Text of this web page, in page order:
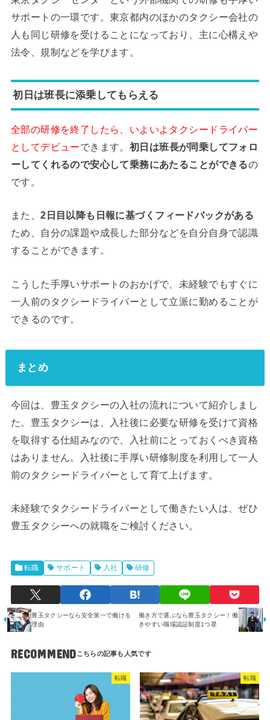
サポートの一環です。東京都内のほかのタクシー会社の
人も同じ研修を受けることになっており、主に心構えや
法令、規制などを学びます。
初日は班長に添乗してもらえる
全部の研修を終了したら、いよいよタクシードライバー
としてデビューできます。 初日は班長が同乗してフォロ
ーしてくれるので安心して乗務にあたることができるの
です。
また、2日目以降も日報に基づくフィードバックがある
ため、自分の課題や成長した部分などを自分自身で認識
することができます。
こうした手厚いサポートのおかげで、未経験でもすぐに
一人前のタクシードライバーとして立派に勤めることが
できるのです。
まとめ
今回は、豊玉タクシーの入社の流れについて紹介しまし
た。豊玉タクシーは、入社後に必要な研修を受けて資格
を取得する仕組みなので、入社前にとっておくべき資格
はありません。入社後に手厚い研修制度を利用して一人
前のタクシードライバーとして育て上げます。
未経験でタクシードライバーとして働きたい人は、ぜひ
豊玉タクシーへの就職をご検討ください。
転職 サポート 入社 研修
豊玉タクシーなら安全第一で働ける
理由
働き方で選ぶなら豊玉タクシー！働
きやすい職場認証制度1つ星
RECOMMEND
転職 転職